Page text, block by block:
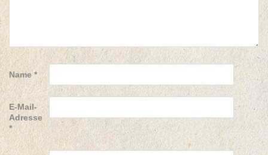
Name *
E-Mail-
Adresse
*